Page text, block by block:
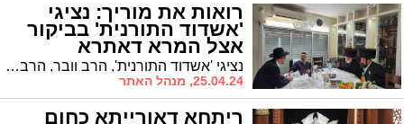
רואות את מוריך: נציגי
'אשדוד התורנית' בביקור
אצל המרא דאתרא
נציגי 'אשדוד התורנית', הרב וובר, הרב טננהויז והרב כהן ארזי, עלו לביתו של הגר"י שיינין שליט"א ששיבחם על עמידתם על נושאי הדת
25.04.24, מנהל האתר
ריתחא דאורייתא כחום